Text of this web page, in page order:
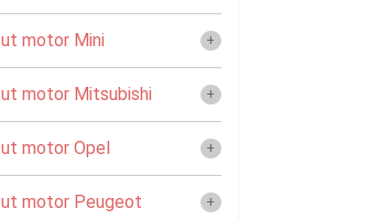
motor Mini
motor Mitsubishi
motor Opel
motor Peugeot